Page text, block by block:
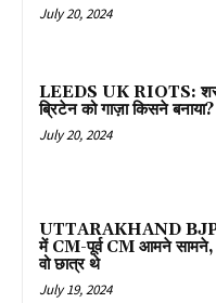
July 20, 2024
LEEDS UK RIOTS:
ब्रिटेन को गाज़ा किसने
July 20, 2024
UTTARAKHAND
में CM-पूर्व CM आमने सामने,
वो छात्र थे
July 19, 2024